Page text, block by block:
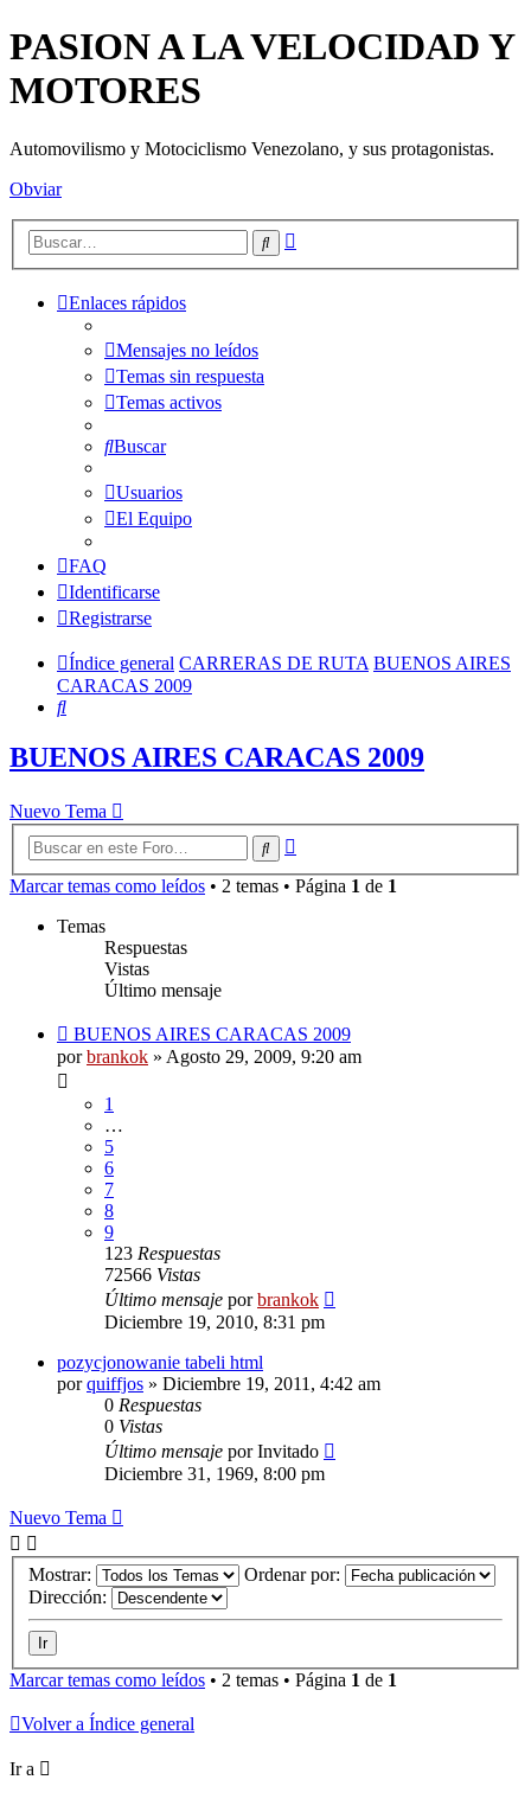
PASION A LA VELOCIDAD Y
MOTORES
Automovilismo y Motociclismo Venezolano, y sus protagonistas.
Obviar
Buscar
Enlaces rápidos
Mensajes no leídos
Temas sin respuesta
Temas activos
Buscar
Usuarios
El Equipo
FAQ
Identificarse
Registrarse
Índice general CARRERAS DE RUTA BUENOS AIRES
CARACAS 2009
Buscar
BUENOS AIRES CARACAS 2009
Nuevo Tema
Buscar
Marcar temas como leídos • 2 temas • Página 1 de 1
Temas
Respuestas
Vistas
Último mensaje
BUENOS AIRES CARACAS 2009
porbrankok » Agosto 29, 2009, 9:20 am
1
…
5
6
7
8
9
123 Respuestas
72566 Vistas
Último mensaje porbrankok
Diciembre 19, 2010, 8:31 pm
pozycjonowanie tabeli html
porquiffjos » Diciembre 19, 2011, 4:42 am
0 Respuestas
0 Vistas
Último mensaje porInvitado
Diciembre 31, 1969, 8:00 pm
Nuevo Tema
Mostrar:
Ordenar por:
Dirección:
Marcar temas como leídos • 2 temas • Página 1 de 1
Volver a Índice general
Ir a